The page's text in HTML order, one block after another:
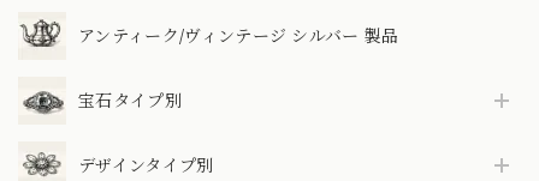
アンティーク/ヴィンテージ シルバー 製品
宝石タイプ別
デザインタイプ別